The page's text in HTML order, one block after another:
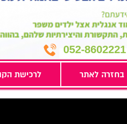
052-8602221
בחזרה לאתר לרכישת